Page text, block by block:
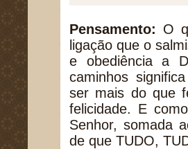
Pensamento: O
ligação que o
e obediência a
caminhos
ser mais do que
felicidade. E
Senhor, somada
de que TUDO,